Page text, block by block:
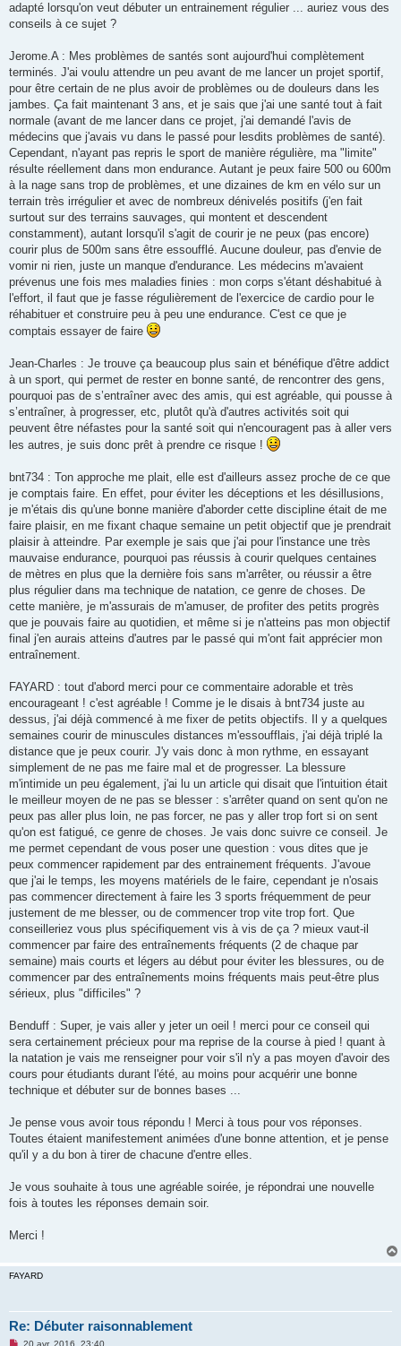
adapté lorsqu'on veut débuter un entrainement régulier ... auriez vous des
conseils à ce sujet ?
Jerome.A : Mes problèmes de santés sont aujourd'hui complètement
terminés. J'ai voulu attendre un peu avant de me lancer un projet sportif,
pour être certain de ne plus avoir de problèmes ou de douleurs dans les
jambes. Ça fait maintenant 3 ans, et je sais que j'ai une santé tout à fait
normale (avant de me lancer dans ce projet, j'ai demandé l'avis de
médecins que j'avais vu dans le passé pour lesdits problèmes de santé).
Cependant, n'ayant pas repris le sport de manière régulière, ma "limite"
résulte réellement dans mon endurance. Autant je peux faire 500 ou 600m
à la nage sans trop de problèmes, et une dizaines de km en vélo sur un
terrain très irrégulier et avec de nombreux dénivelés positifs (j'en fait
surtout sur des terrains sauvages, qui montent et descendent
constamment), autant lorsqu'il s'agit de courir je ne peux (pas encore)
courir plus de 500m sans être essoufflé. Aucune douleur, pas d'envie de
vomir ni rien, juste un manque d'endurance. Les médecins m'avaient
prévenus une fois mes maladies finies : mon corps s'étant déshabitué à
l'effort, il faut que je fasse régulièrement de l'exercice de cardio pour le
réhabituer et construire peu à peu une endurance. C'est ce que je
comptais essayer de faire
Jean-Charles : Je trouve ça beaucoup plus sain et bénéfique d'être addict
à un sport, qui permet de rester en bonne santé, de rencontrer des gens,
pourquoi pas de s’entraîner avec des amis, qui est agréable, qui pousse à
s’entraîner, à progresser, etc, plutôt qu'à d'autres activités soit qui
peuvent être néfastes pour la santé soit qui n'encouragent pas à aller vers
les autres, je suis donc prêt à prendre ce risque !
bnt734 : Ton approche me plait, elle est d'ailleurs assez proche de ce que
je comptais faire. En effet, pour éviter les déceptions et les désillusions,
je m'étais dis qu'une bonne manière d'aborder cette discipline était de me
faire plaisir, en me fixant chaque semaine un petit objectif que je prendrait
plaisir à atteindre. Par exemple je sais que j'ai pour l'instance une très
mauvaise endurance, pourquoi pas réussis à courir quelques centaines
de mètres en plus que la dernière fois sans m'arrêter, ou réussir a être
plus régulier dans ma technique de natation, ce genre de choses. De
cette manière, je m'assurais de m'amuser, de profiter des petits progrès
que je pouvais faire au quotidien, et même si je n'atteins pas mon objectif
final j'en aurais atteins d'autres par le passé qui m'ont fait apprécier mon
entraînement.
FAYARD : tout d'abord merci pour ce commentaire adorable et très
encourageant ! c'est agréable ! Comme je le disais à bnt734 juste au
dessus, j'ai déjà commencé à me fixer de petits objectifs. Il y a quelques
semaines courir de minuscules distances m'essoufflais, j'ai déjà triplé la
distance que je peux courir. J'y vais donc à mon rythme, en essayant
simplement de ne pas me faire mal et de progresser. La blessure
m'intimide un peu également, j'ai lu un article qui disait que l'intuition était
le meilleur moyen de ne pas se blesser : s'arrêter quand on sent qu'on ne
peux pas aller plus loin, ne pas forcer, ne pas y aller trop fort si on sent
qu'on est fatigué, ce genre de choses. Je vais donc suivre ce conseil. Je
me permet cependant de vous poser une question : vous dites que je
peux commencer rapidement par des entrainement fréquents. J'avoue
que j'ai le temps, les moyens matériels de le faire, cependant je n'osais
pas commencer directement à faire les 3 sports fréquemment de peur
justement de me blesser, ou de commencer trop vite trop fort. Que
conseilleriez vous plus spécifiquement vis à vis de ça ? mieux vaut-il
commencer par faire des entraînements fréquents (2 de chaque par
semaine) mais courts et légers au début pour éviter les blessures, ou de
commencer par des entraînements moins fréquents mais peut-être plus
sérieux, plus "difficiles" ?
Benduff : Super, je vais aller y jeter un oeil ! merci pour ce conseil qui
sera certainement précieux pour ma reprise de la course à pied ! quant à
la natation je vais me renseigner pour voir s'il n'y a pas moyen d'avoir des
cours pour étudiants durant l'été, au moins pour acquérir une bonne
technique et débuter sur de bonnes bases ...
Je pense vous avoir tous répondu ! Merci à tous pour vos réponses.
Toutes étaient manifestement animées d'une bonne attention, et je pense
qu'il y a du bon à tirer de chacune d'entre elles.
Je vous souhaite à tous une agréable soirée, je répondrai une nouvelle
fois à toutes les réponses demain soir.
Merci !
FAYARD
Re: Débuter raisonnablement
M20 avr. 2016, 23:40